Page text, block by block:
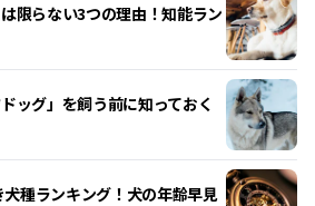
限らない3つの理由！知能ラン
ッグ」を飼う前に知っておく
犬種ランキング！犬の年齢早見